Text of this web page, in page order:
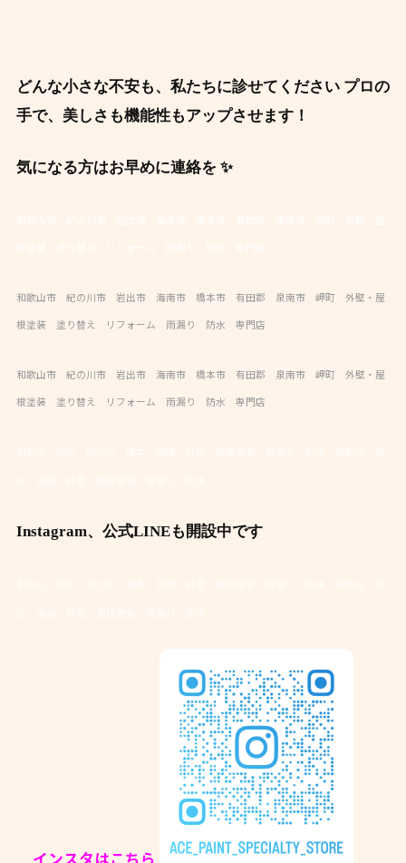
どんな小さな不安も、私たちに診せてください プロの
手で、美しさも機能性もアップさせます！
気になる方はお早めに連絡を ✨
和歌山市 紀の川市 岩出市 海南市 橋本市 有田郡 泉南市 岬町 外壁・屋
根塗装 塗り替え リフォーム 雨漏り 防水 専門店
和歌山市 紀の川市 岩出市 海南市 橋本市 有田郡 泉南市 岬町 外壁・屋
根塗装 塗り替え リフォーム 雨漏り 防水 専門店
Instagram、公式LINEも開設中です
インスタはこちら